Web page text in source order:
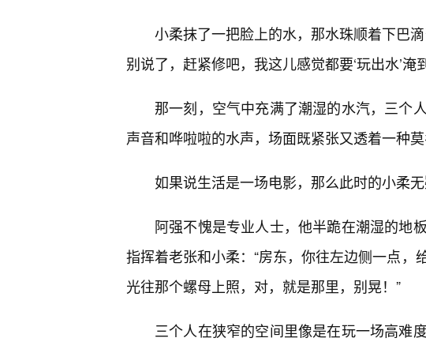
小柔抹了一把脸上的水，那水珠顺着下巴
别说了，赶紧修吧，我这儿感觉都要‘玩出水’淹
那一刻，空气中充满了潮湿的水汽，三个
声音和哗啦啦的水声，场面既紧张又透着一种莫
如果说生活是一场电影，那么此时的小柔
阿强不愧是专业人士，他半跪在潮湿的地
指挥着老张和小柔：“房东，你往左边侧一点
光往那个螺母上照，对，就是那里，别晃！”
三个人在狭窄的空间里像是在玩一场高难